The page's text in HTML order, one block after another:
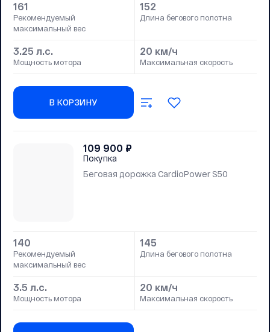
161
Рекомендуемый
максимальный вес
152
Длина бегового полотна
3.25 л.с.
Мощность мотора
20 км/ч
Максимальная скорость
В КОРЗИНУ
109 900 ₽
Покупка
Беговая дорожка CardioPower S50
140
Рекомендуемый
максимальный вес
145
Длина бегового полотна
3.5 л.с.
Мощность мотора
20 км/ч
Максимальная скорость